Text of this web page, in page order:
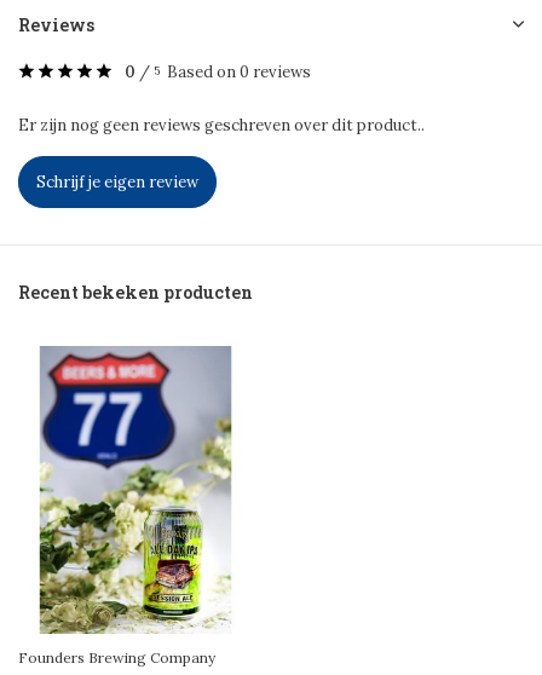
Reviews
0 / 5 Based on 0 reviews
Er zijn nog geen reviews geschreven over dit product..
Schrijf je eigen review
Recent bekeken producten
Founders Brewing Company